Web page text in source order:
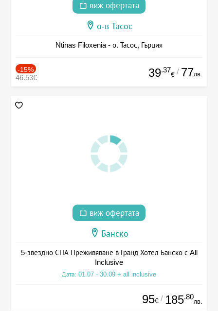
виж офертата
о-в Тасос
Ntinas Filoxenia - о. Тасос, Гърция
-15%
46.53€ 39.37
€ / 77лв.
виж офертата
Банско
5-звездно СПА Преживяване в Гранд Хотел Банско с All
Inclusive
Дата: 01.07 - 30.09 + all inclusive
95€ / 185.80
лв.